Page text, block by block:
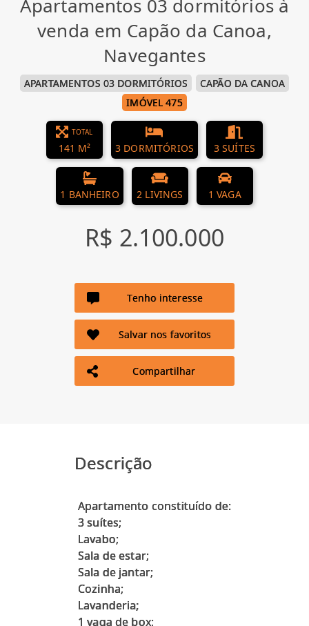
Apartamentos 03 dormitórios à
venda em Capão da Canoa,
Navegantes
APARTAMENTOS 03 DORMITÓRIOS
CAPÃO DA CANOA
IMÓVEL 475
TOTAL
141 M² 3 DORMITÓRIOS 3 SUÍTES
1 BANHEIRO 2 LIVINGS 1 VAGA
R$ 2.100.000
Tenho interesse
Salvar nos favoritos
Compartilhar
Descrição
Apartamento constituído de:
3 suítes;
Lavabo;
Sala de estar;
Sala de jantar;
Cozinha;
Lavanderia;
1 vaga de box;